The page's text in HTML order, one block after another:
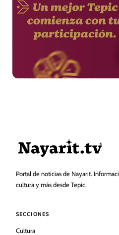
Portal de noticias de Nayarit.
cultura y más desde Tepic.
SECCIONES
Cultura